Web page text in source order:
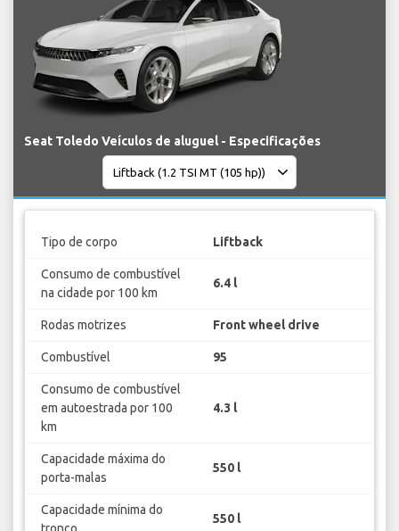
Seat Toledo Veículos de aluguel - Especificações
Tipo de corpo Liftback
Consumo de combustível
na cidade por 100 km
6.4 l
Rodas motrizes Front wheel drive
Combustível 95
Consumo de combustível
em autoestrada por 100
km
4.3 l
Capacidade máxima do
porta-malas
550 l
Capacidade mínima do
tronco
550 l